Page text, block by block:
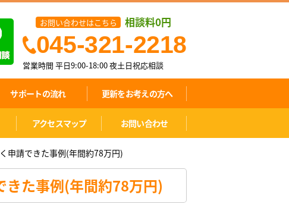
お問い合わせはこちら 相談料0円
045-321-2218
営業時間 平日9:00-18:00夜土日祝応相談
サポートの流れ 更新をお考えの方へ
アクセスマップ お問い合わせ
申請できた事例(年間約78万円)
きた事例(年間約78万円)